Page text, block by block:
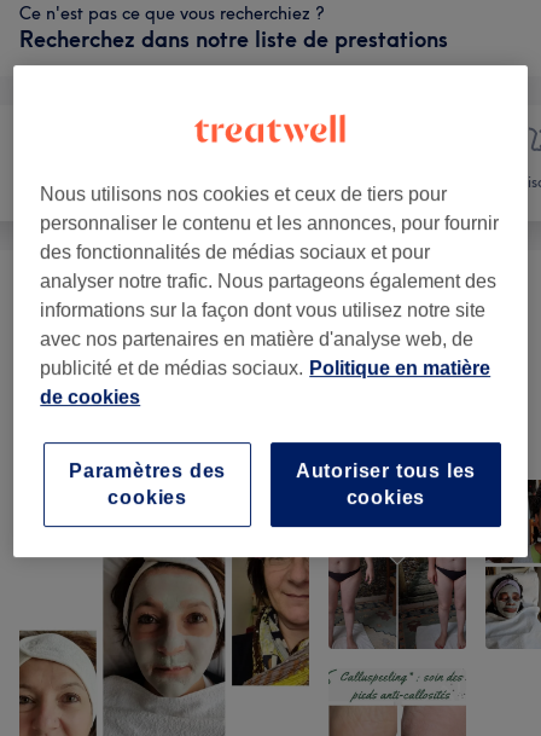
Ce n'est pas ce que vous recherchiez ?
Recherchez dans notre liste de prestations
Beauté des pieds
Épilation
Épilation À La Cire Femmes 8 à partir de 9 €
Épilation Visage Au Fil Femmes (2) à partir de 5 €
Notre travail
Appuyez sur l'image pour voir plus de détails
Nous utilisons nos cookies et ceux de tiers pour
personnaliser le contenu et les annonces, pour fournir
des fonctionnalités de médias sociaux et pour
analyser notre trafic. Nous partageons également des
informations sur la façon dont vous utilisez notre site
avec nos partenaires en matière d'analyse web, de
publicité et de médias sociaux. Politique en matière
de cookies
Autoriser tous les
cookies
Paramètres des
cookies